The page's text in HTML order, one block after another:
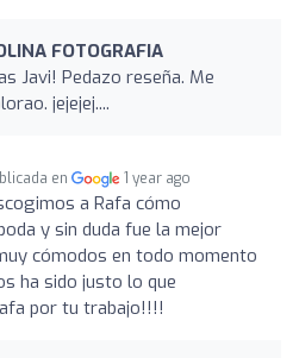
FOTOGRAFIA
Javi! Pedazo reseña. Me
jejejej....
en 1 year ago
a Rafa cómo
y sin duda fue la mejor
cómodos en todo momento
ha sido justo lo que
por tu trabajo!!!!